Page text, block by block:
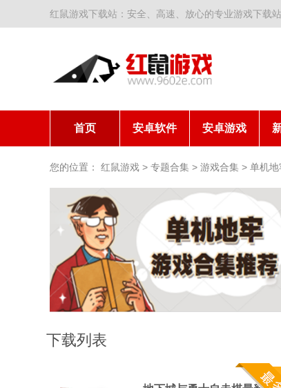
红鼠游戏下载站：安全、高速、放心的专业游戏下载站
首页 安卓软件 安卓游戏
您的位置： 红鼠游戏 > 专题合集 > 游戏合集 > 单机
下载列表